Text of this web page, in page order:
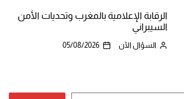
الرقابة الإعلامية بالمغرب وتحديات الأمن
السيبراني
السؤال الآن 05/08/2026